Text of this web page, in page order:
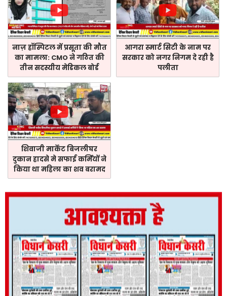
नाज़ हॉस्पिटल में प्रसूता की मौत
का मामला: CMO ने गठित की
तीन सदस्यीय मेडिकल बोर्ड
आगरा स्मार्ट सिटी के नाम पर
सरकार को नगर निगम दे रही है
पलीता
शिवाजी मार्केट बिजलीघर
दुकान हादसे मे सफाई कर्मियों ने
किया था महिला का शव बरामद